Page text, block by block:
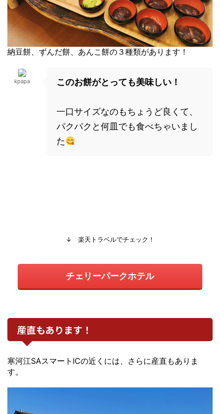
納豆餅、ずんだ餅、あんこ餅の３種類があります！
kpapa このお餅がとっても美味しい！
一口サイズなのもちょうど良くて、
パクパクと何皿でも食べちゃいまし
た
↓ 楽天トラベルでチェック！
チェリーパークホテル
産直もあります！
寒河江SAスマートICの近くには、さらに産直もありま
す。